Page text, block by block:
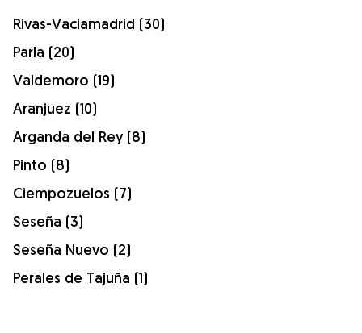
Rivas-Vaciamadrid (30)
Parla (20)
Valdemoro (19)
Aranjuez (10)
Arganda del Rey (8)
Pinto (8)
Ciempozuelos (7)
Seseña (3)
Seseña Nuevo (2)
Perales de Tajuña (1)